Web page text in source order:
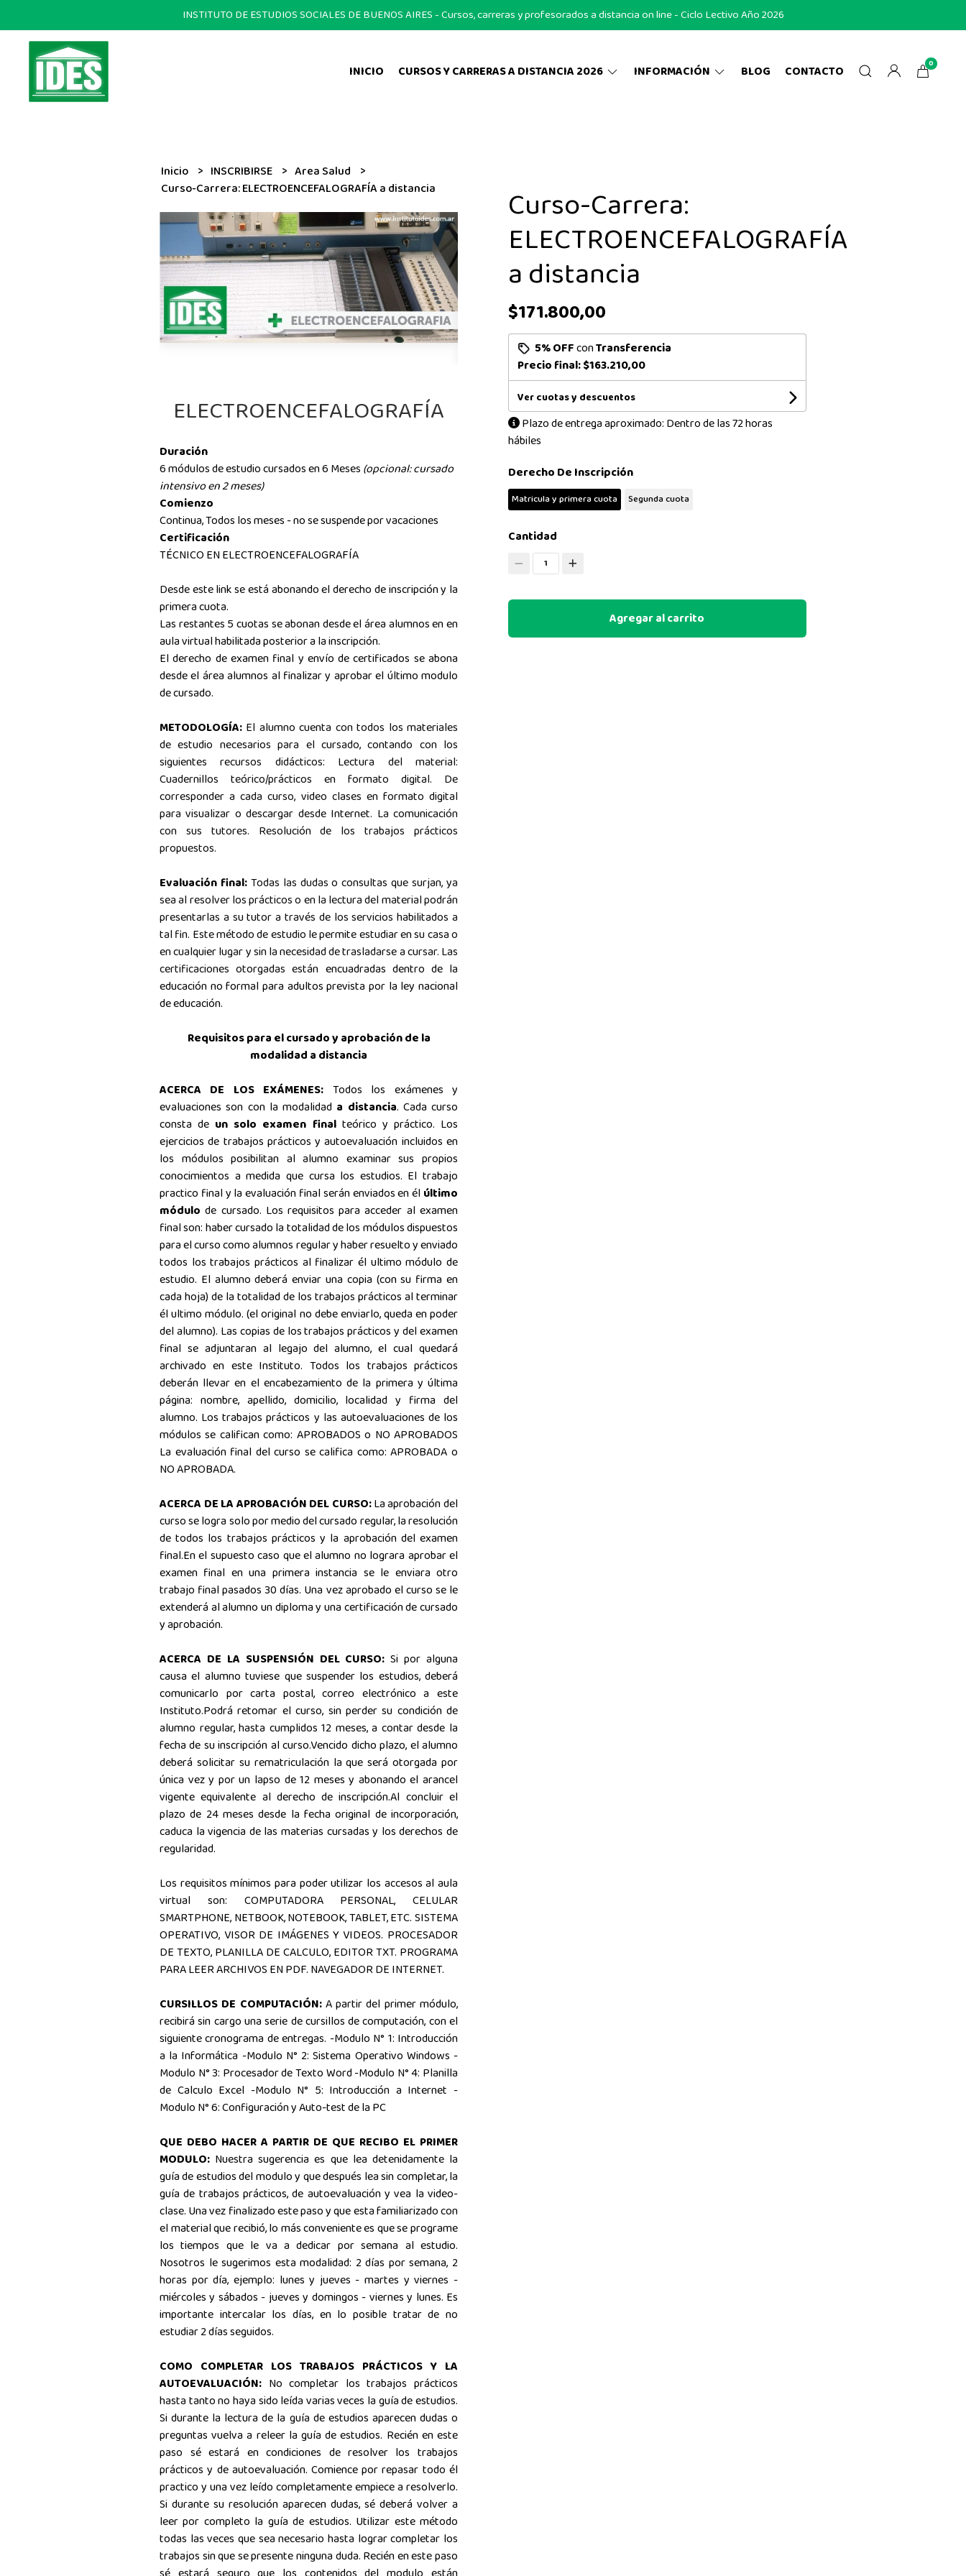
INSTITUTO DE ESTUDIOS SOCIALES DE BUENOS AIRES - Cursos, carreras y profesorados a distancia on line - Ciclo Lectivo Año 2026
INICIO CURSOS Y CARRERAS A DISTANCIA 2026 INFORMACIÓN BLOG CONTACTO 0
Inicio INSCRIBIRSE
Area Salud
Curso-Carrera: ELECTROENCEFALOGRAFÍA a distancia
ELECTROENCEFALOGRAFÍA
Duración
6 módulos de estudio cursados en 6 Meses (opcional: cursado
intensivo en 2 meses)
Comienzo
Continua, Todos los meses - no se suspende por vacaciones
Certificación
TÉCNICO EN ELECTROENCEFALOGRAFÍA
Desde este link se está abonando el derecho de inscripción y la
primera cuota.
Las restantes 5 cuotas se abonan desde el área alumnos en en
aula virtual habilitada posterior a la inscripción.
El derecho de examen final y envío de certificados se abona
desde el área alumnos al finalizar y aprobar el último modulo
de cursado.
METODOLOGÍA: El alumno cuenta con todos los materiales
de estudio necesarios para el cursado, contando con los
siguientes recursos didácticos: Lectura del material:
Cuadernillos teórico/prácticos en formato digital. De
corresponder a cada curso, video clases en formato digital
para visualizar o descargar desde Internet. La comunicación
con sus tutores. Resolución de los trabajos prácticos
propuestos.
Evaluación final:Todas las dudas o consultas que surjan, ya
sea al resolver los prácticos o en la lectura del material podrán
presentarlas a su tutor a través de los servicios habilitados a
tal fin. Este método de estudio le permite estudiar en su casa o
en cualquier lugar y sin la necesidad de trasladarse a cursar. Las
certificaciones otorgadas están encuadradas dentro de la
educación no formal para adultos prevista por la ley nacional
de educación.
Requisitos para el cursado y aprobación de la
modalidad a distancia
ACERCA DE LOS EXÁMENES: Todos los exámenes y
evaluaciones son con la modalidad a distancia. Cada curso
consta de un solo examen final teórico y práctico. Los
ejercicios de trabajos prácticos y autoevaluación incluidos en
los módulos posibilitan al alumno examinar sus propios
conocimientos a medida que cursa los estudios. El trabajo
practico final y la evaluación final serán enviados en él último
módulo de cursado. Los requisitos para acceder al examen
final son: haber cursado la totalidad de los módulos dispuestos
para el curso como alumnos regular y haber resuelto y enviado
todos los trabajos prácticos al finalizar él ultimo módulo de
estudio. El alumno deberá enviar una copia (con su firma en
cada hoja) de la totalidad de los trabajos prácticos al terminar
él ultimo módulo. (el original no debe enviarlo, queda en poder
del alumno). Las copias de los trabajos prácticos y del examen
final se adjuntaran al legajo del alumno, el cual quedará
archivado en este Instituto. Todos los trabajos prácticos
deberán llevar en el encabezamiento de la primera y última
página: nombre, apellido, domicilio, localidad y firma del
alumno. Los trabajos prácticos y las autoevaluaciones de los
módulos se califican como: APROBADOS o NO APROBADOS
La evaluación final del curso se califica como: APROBADA o
NO APROBADA.
ACERCA DE LA APROBACIÓN DEL CURSO:La aprobación del
curso se logra solo por medio del cursado regular, la resolución
de todos los trabajos prácticos y la aprobación del examen
final.En el supuesto caso que el alumno no lograra aprobar el
examen final en una primera instancia se le enviara otro
trabajo final pasados 30 días. Una vez aprobado el curso se le
extenderá al alumno un diploma y una certificación de cursado
y aprobación.
ACERCA DE LA SUSPENSIÓN DEL CURSO: Si por alguna
causa el alumno tuviese que suspender los estudios, deberá
comunicarlo por carta postal, correo electrónico a este
Instituto.Podrá retomar el curso, sin perder su condición de
alumno regular, hasta cumplidos 12 meses, a contar desde la
fecha de su inscripción al curso.Vencido dicho plazo, el alumno
deberá solicitar su rematriculación la que será otorgada por
única vez y por un lapso de 12 meses y abonando el arancel
vigente equivalente al derecho de inscripción.Al concluir el
plazo de 24 meses desde la fecha original de incorporación,
caduca la vigencia de las materias cursadas y los derechos de
regularidad.
Los requisitos mínimos para poder utilizar los accesos al aula
virtual son: COMPUTADORA PERSONAL, CELULAR
SMARTPHONE, NETBOOK, NOTEBOOK, TABLET, ETC. SISTEMA
OPERATIVO, VISOR DE IMÁGENES Y VIDEOS. PROCESADOR
DE TEXTO, PLANILLA DE CALCULO, EDITOR TXT. PROGRAMA
PARA LEER ARCHIVOS EN PDF. NAVEGADOR DE INTERNET.
CURSILLOS DE COMPUTACIÓN:A partir del primer módulo,
recibirá sin cargo una serie de cursillos de computación, con el
siguiente cronograma de entregas. -Modulo N° 1: Introducción
a la Informática -Modulo N° 2: Sistema Operativo Windows -
Modulo N° 3: Procesador de Texto Word -Modulo N° 4: Planilla
de Calculo Excel -Modulo N° 5: Introducción a Internet -
Modulo N° 6: Configuración y Auto-test de la PC
QUE DEBO HACER A PARTIR DE QUE RECIBO EL PRIMER
MODULO: Nuestra sugerencia es que lea detenidamente la
guía de estudios del modulo y que después lea sin completar, la
guía de trabajos prácticos, de autoevaluación y vea la video-
clase. Una vez finalizado este paso y que esta familiarizado con
el material que recibió, lo más conveniente es que se programe
los tiempos que le va a dedicar por semana al estudio.
Nosotros le sugerimos esta modalidad: 2 días por semana, 2
horas por día, ejemplo: lunes y jueves - martes y viernes -
miércoles y sábados - jueves y domingos - viernes y lunes. Es
importante intercalar los días, en lo posible tratar de no
estudiar 2 días seguidos.
COMO COMPLETAR LOS TRABAJOS PRÁCTICOS Y LA
AUTOEVALUACIÓN: No completar los trabajos prácticos
hasta tanto no haya sido leída varias veces la guía de estudios.
Si durante la lectura de la guía de estudios aparecen dudas o
preguntas vuelva a releer la guía de estudios. Recién en este
paso sé estará en condiciones de resolver los trabajos
prácticos y de autoevaluación. Comience por repasar todo él
practico y una vez leído completamente empiece a resolverlo.
Si durante su resolución aparecen dudas, sé deberá volver a
leer por completo la guía de estudios. Utilizar este método
todas las veces que sea necesario hasta lograr completar los
trabajos sin que se presente ninguna duda. Recién en este paso
Curso-Carrera:
ELECTROENCEFALOGRAFÍA
a distancia
$171.800,00
5% OFFconTransferencia
Precio final:$163.210,00
Ver cuotas y descuentos
Plazo de entrega aproximado: Dentro de las 72 horas
hábiles
Derecho De Inscripción
Matricula y primera cuota Segunda cuota
Cantidad
1
Agregar al carrito